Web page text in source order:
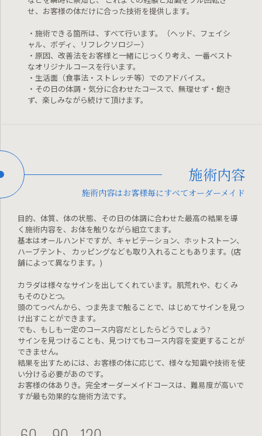
せ、お客様の体だけに合った技術を提供します。
・施術できる箇所は、すべて行います。（ヘッド、フェイシ
ャル、ボディ、リフレクソロジー）
・原因、改善法をお客様と一緒にじっくり考え、一番ベスト
なオリジナルコースを行います。
・生活面（食事法・ストレッチ等）でのアドバイス。
・その日の体調・気分に合わせたコースで、無理せず・飽き
ず、楽しみながら続けて頂けます。
施術内容
施術内容はお客様毎にすべてオーダーメイド
目的、体質、体の状態、その日の体調に合わせた最高の結果を導
く施術内容を、お体を触りながら組立てます。
基本はオールハンドですが、キャビテーション、ホットストーン、
ハーブテント、
カッピングなども取り入れることもあります。(店
舗によって異なります。)
カラダは様々なサインを出してくれています。肌荒れや、むくみ
もそのひとつ。
頭のてっぺんから、つま先まで触ることで、はじめてサインを見つ
け出すことができます。
でも、もしも一定のコース内容だとしたらどうでしょう?
サインを見つけることも、見つけてもコース内容を変更することが
できません。
結果を出すためには、お客様の体に応じて、様々な知識や技術を使
い分ける必要があのです。
お客様の体ありき。完全オーダーメイドコースは、難易度が高いで
すが最も効果的な施術方法です。